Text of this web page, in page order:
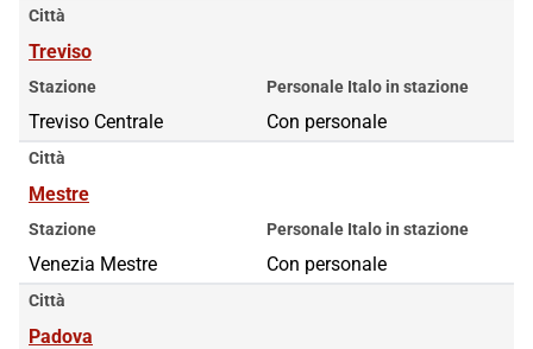
Città
Treviso
Stazione
Treviso Centrale
Personale Italo in stazione
Con personale
Città
Mestre
Stazione
Venezia Mestre
Personale Italo in stazione
Con personale
Città
Padova